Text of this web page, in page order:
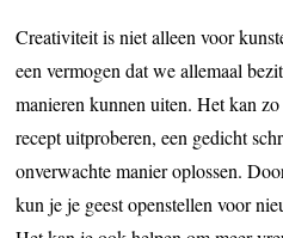
Creativiteit is niet alleen voor
een vermogen dat we allemaal
manieren kunnen uiten. Het kan
recept uitproberen, een gedicht
onverwachte manier oplossen.
kun je je geest openstellen voor